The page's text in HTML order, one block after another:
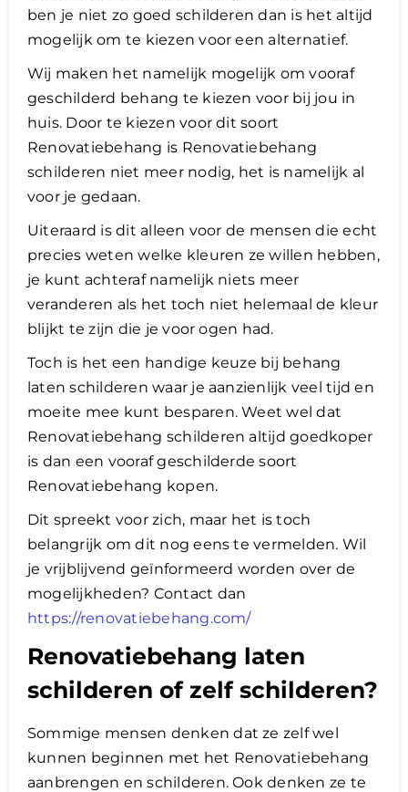
ben je niet zo goed schilderen dan is het altijd
mogelijk om te kiezen voor een alternatief.
Wij maken het namelijk mogelijk om vooraf
geschilderd behang te kiezen voor bij jou in
huis. Door te kiezen voor dit soort
Renovatiebehang is Renovatiebehang
schilderen niet meer nodig, het is namelijk al
voor je gedaan.
Uiteraard is dit alleen voor de mensen die echt
precies weten welke kleuren ze willen hebben,
je kunt achteraf namelijk niets meer
veranderen als het toch niet helemaal de kleur
blijkt te zijn die je voor ogen had.
Toch is het een handige keuze bij behang
laten schilderen waar je aanzienlijk veel tijd en
moeite mee kunt besparen. ​Weet wel dat
Renovatiebehang schilderen altijd goedkoper
is dan een vooraf geschilderde soort
Renovatiebehang kopen.
Dit spreekt voor zich, maar het is toch
belangrijk om dit nog eens te vermelden. Wil
je vrijblijvend geïnformeerd worden over de
mogelijkheden? Contact dan
https://renovatiebehang.com/
Renovatiebehang laten
schilderen of zelf schilderen?​
Sommige mensen denken dat ze zelf wel
kunnen beginnen met het Renovatiebehang
aanbrengen en schilderen. Ook denken ze te